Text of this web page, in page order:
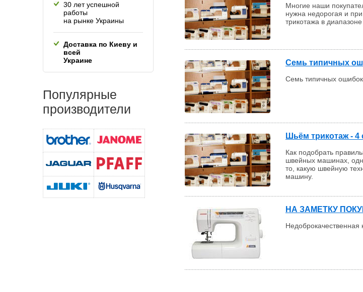
Многие наши
нужна недорогая и
трикотажа в
Семь типичных
Семь типичных
Шьём трикотаж - 4
Как подобрать
швейных машинах,
то, какую швейную
машину.
НА ЗАМЕТКУ
Недоброкачественная
30 лет успешной
работы
на рынке Украины
Доставка по Киеву и
всей
Украине
Популярные
производители